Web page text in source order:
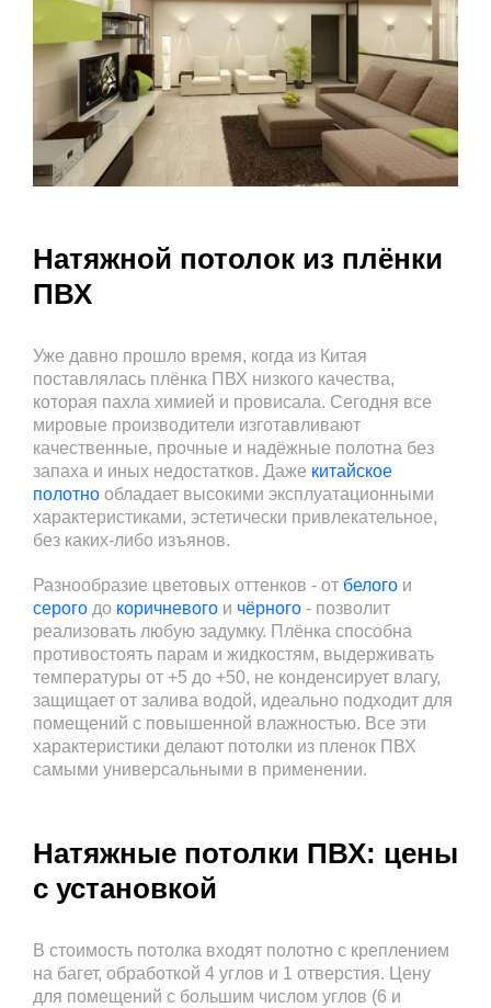
Натяжной потолок из плёнки
ПВХ
Уже давно прошло время, когда из Китая
поставлялась плёнка ПВХ низкого качества,
которая пахла химией и провисала. Сегодня все
мировые производители изготавливают
качественные, прочные и надёжные полотна без
запаха и иных недостатков. Даже китайское
полотно обладает высокими эксплуатационными
характеристиками, эстетически привлекательное,
без каких-либо изъянов.
Разнообразие цветовых оттенков - от белого и
серого до коричневого и чёрного - позволит
реализовать любую задумку. Плёнка способна
противостоять парам и жидкостям, выдерживать
температуры от +5 до +50, не конденсирует влагу,
защищает от залива водой, идеально подходит для
помещений с повышенной влажностью. Все эти
характеристики делают потолки из пленок ПВХ
самыми универсальными в применении.
Натяжные потолки ПВХ: цены
с установкой
В стоимость потолка входят полотно с креплением
на багет, обработкой 4 углов и 1 отверстия. Цену
для помещений с большим числом углов (6 и